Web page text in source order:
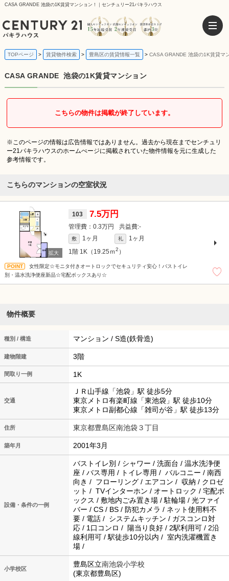
CASA GRANDE 池袋の1K賃貸マンション！｜センチュリー21パキラハウス
TOPページ 賃貸物件検索 豊島区の賃貸情報一覧 CASA GRANDE 池袋の1K賃貸マ
CASA GRANDE 池袋の1K賃貸マンション
こちらの物件は掲載が終了しています。
※このページの情報は広告情報ではありません。過去から現在までセンチュリ
ー21パキラハウスのホームぺージに掲載されていた物件情報を元に生成した
参考情報です。
こちらのマンションの空室状況
103 7.5万円
0.3万円 -
敷 1ヶ月 礼
1ヶ月
1階 1K（19.25ｍ2 ）
女性限定☆モニタ付きオートロックでセキュリティ安心！バストイレ
別・温水洗浄便座新品☆宅配ボックスあり☆
物件概要
種別 / 構造 マンション / S造(鉄骨造)
建物階建 3階
間取り一例 1K
交通
ＪＲ山手線「池袋」駅 徒歩5分
東京メトロ有楽町線「東池袋」駅 徒歩10分
東京メトロ副都心線「雑司が谷」駅 徒歩13分
住所 東京都豊島区南池袋３丁目
築年月 2001年3月
設備・条件の一例
バストイレ別 / シャワー / 洗面台 / 温水洗浄便
座 / バス専用 / トイレ専用 / バルコニー / 南西
向き / フローリング / エアコン / 収納 / クロゼ
ット / TVインターホン / オートロック / 宅配ボ
ックス / 敷地内ごみ置き場 / 駐輪場 / 光ファイ
バー / CS / BS / 防犯カメラ / ネット使用料不
要 / 電話 / システムキッチン / ガスコンロ対
応 / 1口コンロ / 陽当り良好 / 2駅利用可 / 2沿
線利用可 / 駅徒歩10分以内 / 室内洗濯機置き
場 /
小学校区
豊島区立南池袋小学校
(東京都豊島区)